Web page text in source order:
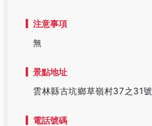
注意事項
無
景點地址
雲林縣古坑鄉草嶺村37之31號
電話號碼